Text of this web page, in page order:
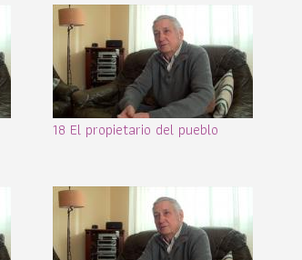
18 El propietario del pueblo